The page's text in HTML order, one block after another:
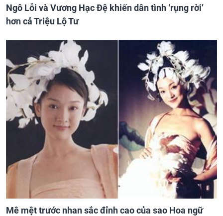
Ngô Lỗi và Vương Hạc Đệ khiến dân tình ‘rụng rời’
hơn cả Triệu Lộ Tư
Mê mệt trước nhan sắc đỉnh cao của sao Hoa ngữ